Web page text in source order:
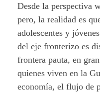
Desde la perspectiva
pero, la realidad es
adolescentes y
del eje fronterizo es
frontera pauta, en
quienes viven en la
economía, el flujo de